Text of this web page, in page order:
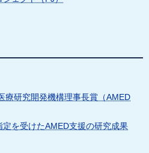
療研究開発機構理事長賞（AMED
を受けたAMED支援の研究成果